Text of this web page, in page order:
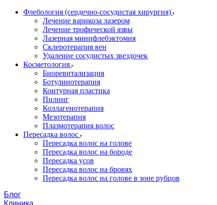
Флебология (сердечно-сосудистая хирургия)
Лечение варикоза лазером
Лечение трофической язвы
Лазерная минифлебэктомия
Cклеротерапия вен
Удаление сосудистых звездочек
Косметология
Биоревитализация
Ботулинотерапия
Контурная пластика
Пилинг
Коллагенотерапия
Мезотерапия
Плазмотерапия волос
Пересадка волос
Пересадка волос на голове
Пересадка волос на бороде
Пересадка усов
Пересадка волос на бровях
Пересадка волос на голове в зоне рубцов
Блог
Клиника